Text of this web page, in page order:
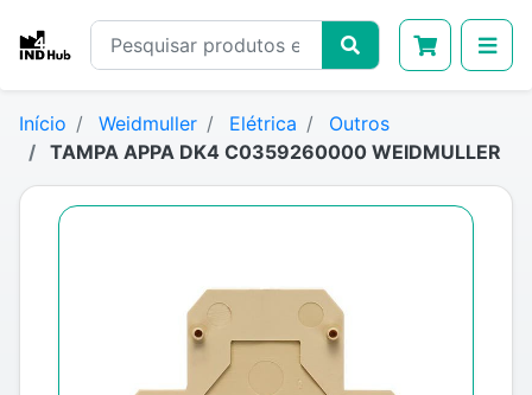
Início Weidmuller Elétrica
Outros
TAMPA APPA DK4 C0359260000 WEIDMULLER